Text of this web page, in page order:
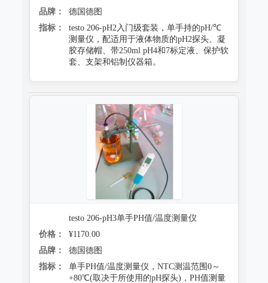
品牌：
德国德图
指标：
testo 206-pH2入门级套装，单手持的pH/℃
测量仪，配适用于液体物质的pH2探头、凝
胶存储帽、带250ml pH4和7标定液、保护软
套、支架和铝制仪器箱。
testo 206-pH3单手PH值/温度测量仪
价格：
¥1170.00
品牌：
德国德图
指标：
单手PH值/温度测量仪，NTC测温范围0～
+80℃(取决于所使用的pH探头)，PH值测量